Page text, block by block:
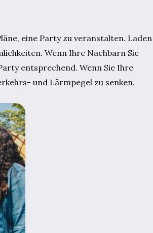
eine Party zu veranstalten. Laden
Wenn Ihre Nachbarn Sie
entsprechend. Wenn Sie Ihre
und Lärmpegel zu senken.